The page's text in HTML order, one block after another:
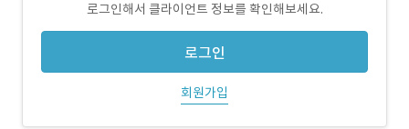
로그인해서 클라이언트 정보를 확인해보세요.
로그인
회원가입